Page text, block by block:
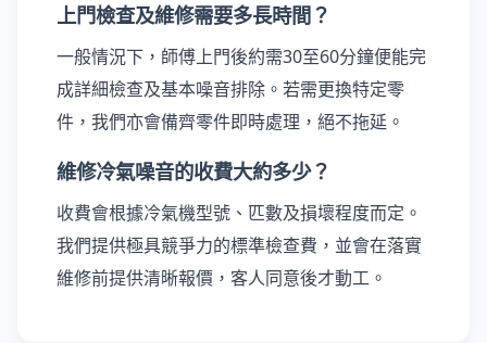
上門檢查及維修需要多長時間？
一般情況下，師傅上門後約需30至60分鐘便能完
成詳細檢查及基本噪音排除。若需更換特定零
件，我們亦會備齊零件即時處理，絕不拖延。
維修冷氣噪音的收費大約多少？
收費會根據冷氣機型號、匹數及損壞程度而定。
我們提供極具競爭力的標準檢查費，並會在落實
維修前提供清晰報價，客人同意後才動工。